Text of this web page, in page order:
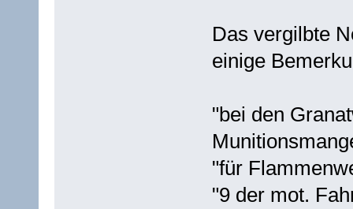
Das vergilbte
einige
"bei den
"für
"9 der mot.